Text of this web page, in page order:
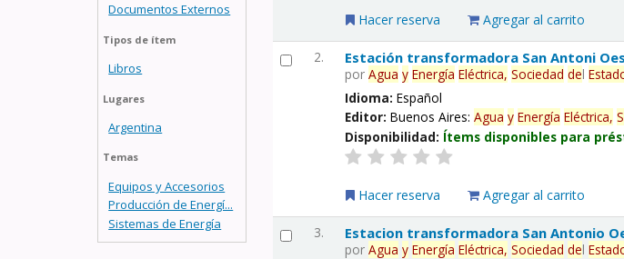
Documentos Externos
Tipos de ítem
Libros
Lugares
Argentina
Temas
Equipos y Accesorios
Producción de Energí...
Sistemas de Energía
Hacer reserva Agregar al carrito
2. Estación transformadora San Antoni
porAgua y Energía Eléctrica, Sociedad del
Idioma:Español
Editor:Buenos Aires:Agua y Energía Eléctrica,
Disponibilidad: Ítems disponibles para
Hacer reserva Agregar al carrito
3. Estacion transformadora San Antonio
porAgua y Energía Eléctrica, Sociedad del